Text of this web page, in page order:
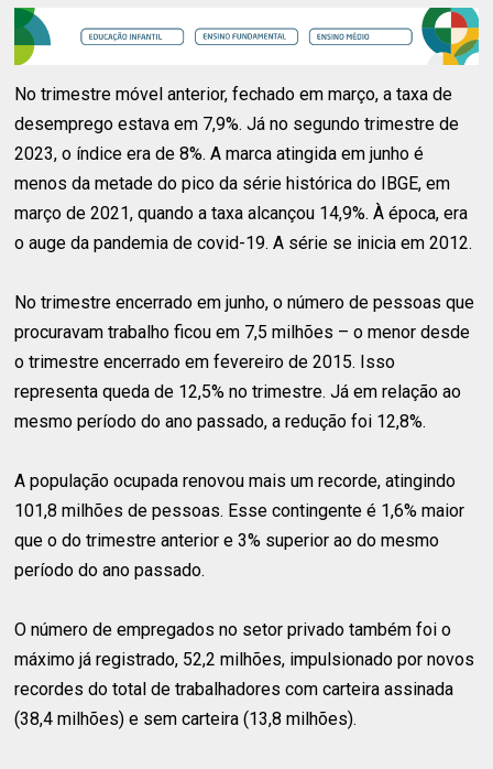
No trimestre móvel anterior, fechado em março, a taxa de
desemprego estava em 7,9%. Já no segundo trimestre de
2023, o índice era de 8%. A marca atingida em junho é
menos da metade do pico da série histórica do IBGE, em
março de 2021, quando a taxa alcançou 14,9%. À época, era
o auge da pandemia de covid-19. A série se inicia em 2012.
No trimestre encerrado em junho, o número de pessoas que
procuravam trabalho ficou em 7,5 milhões – o menor desde
o trimestre encerrado em fevereiro de 2015. Isso
representa queda de 12,5% no trimestre. Já em relação ao
mesmo período do ano passado, a redução foi 12,8%.
A população ocupada renovou mais um recorde, atingindo
101,8 milhões de pessoas. Esse contingente é 1,6% maior
que o do trimestre anterior e 3% superior ao do mesmo
período do ano passado.
O número de empregados no setor privado também foi o
máximo já registrado, 52,2 milhões, impulsionado por novos
recordes do total de trabalhadores com carteira assinada
(38,4 milhões) e sem carteira (13,8 milhões).